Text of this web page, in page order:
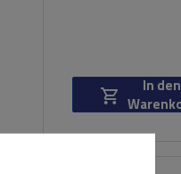
In den